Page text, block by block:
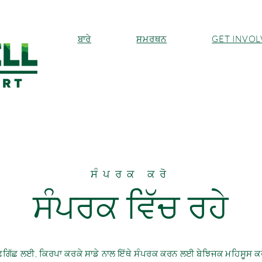
ਬਾਰੇ ਸਮਰਥਨ GET
ਸੰਪਰਕ ਕਰੋ
ਸੰਪਰਕ ਵਿੱਚ ਰਹੇ
ਲਈ, ਕਿਰਪਾ ਕਰਕੇ ਸਾਡੇ ਨਾਲ ਇੱਥੇ ਸੰਪਰਕ ਕਰਨ ਲਈ ਬੇਝਿਜਕ ਮਹਿਸੂਸ